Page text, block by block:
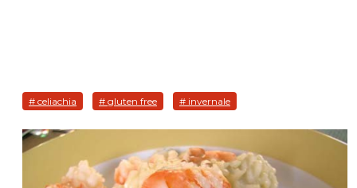
# celiachia # gluten free # invernale